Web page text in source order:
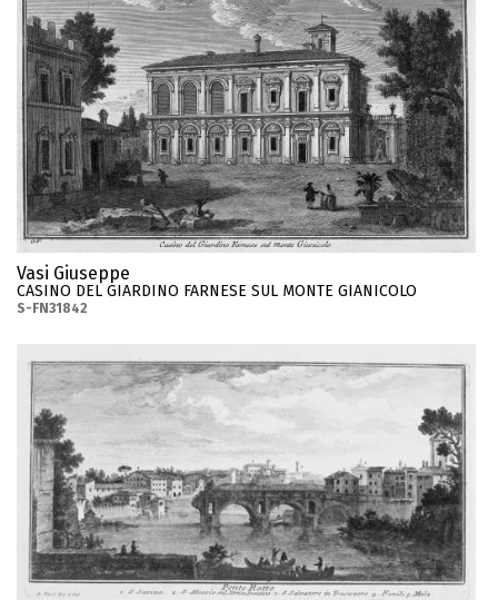
Vasi Giuseppe
CASINO DEL GIARDINO FARNESE SUL MONTE GIANICOLO
S-FN31842